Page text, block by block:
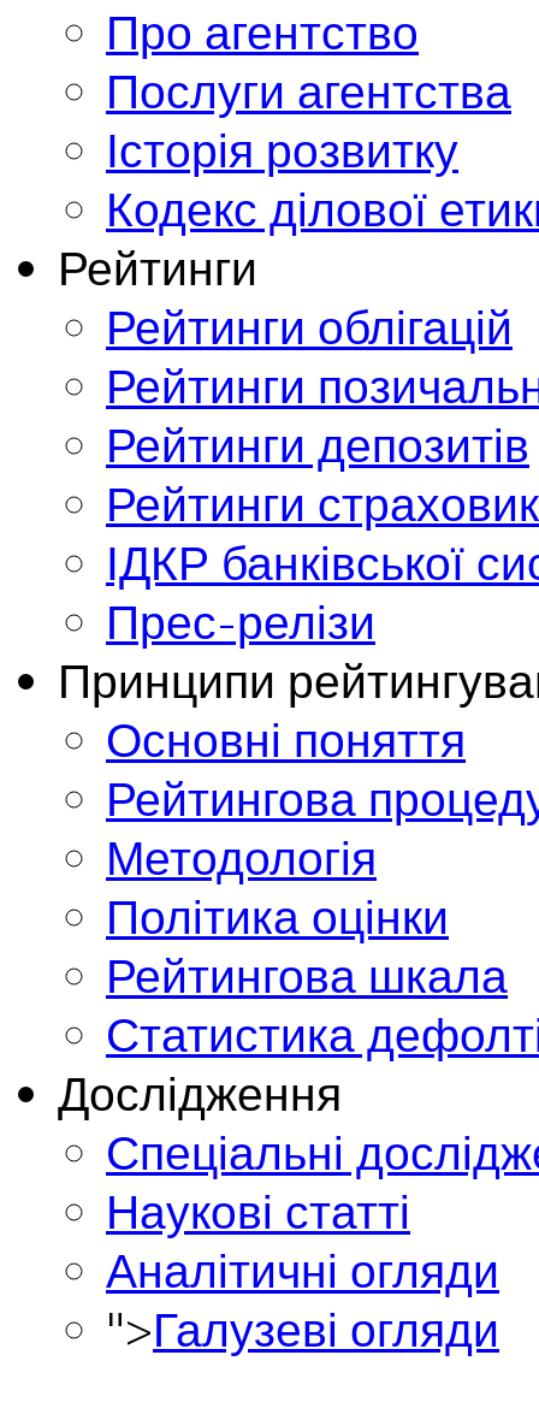
Про агентство
Послуги агентства
Історія розвитку
Кодекс ділової
Рейтинги
Рейтинги облігацій
Рейтинги
Рейтинги депозитів
Рейтинги
ІДКР банківської
Прес-релізи
Принципи
Основні поняття
Рейтингова
Методологія
Політика оцінки
Рейтингова шкала
Статистика
Дослідження
Спеціальні
Наукові статті
Аналітичні огляди
">Галузеві огляди